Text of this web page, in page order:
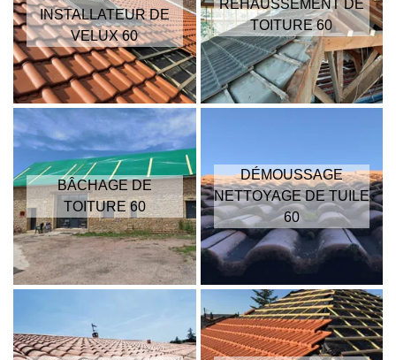
INSTALLATEUR DE
VELUX 60
REHAUSSEMENT DE
TOITURE 60
BÂCHAGE DE
TOITURE 60
DÉMOUSSAGE
NETTOYAGE DE TUILE
60